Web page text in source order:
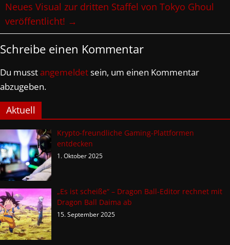
Neues Visual zur dritten Staffel von Tokyo Ghoul
veröffentlicht! →
Schreibe einen Kommentar
Du musstangemeldetsein, um einen Kommentar
abzugeben.
Aktuell
Krypto-freundliche Gaming-Plattformen
entdecken
1. Oktober 2025
„Es ist scheiße“ – Dragon Ball-Editor rechnet mit
Dragon Ball Daima ab
15. September 2025